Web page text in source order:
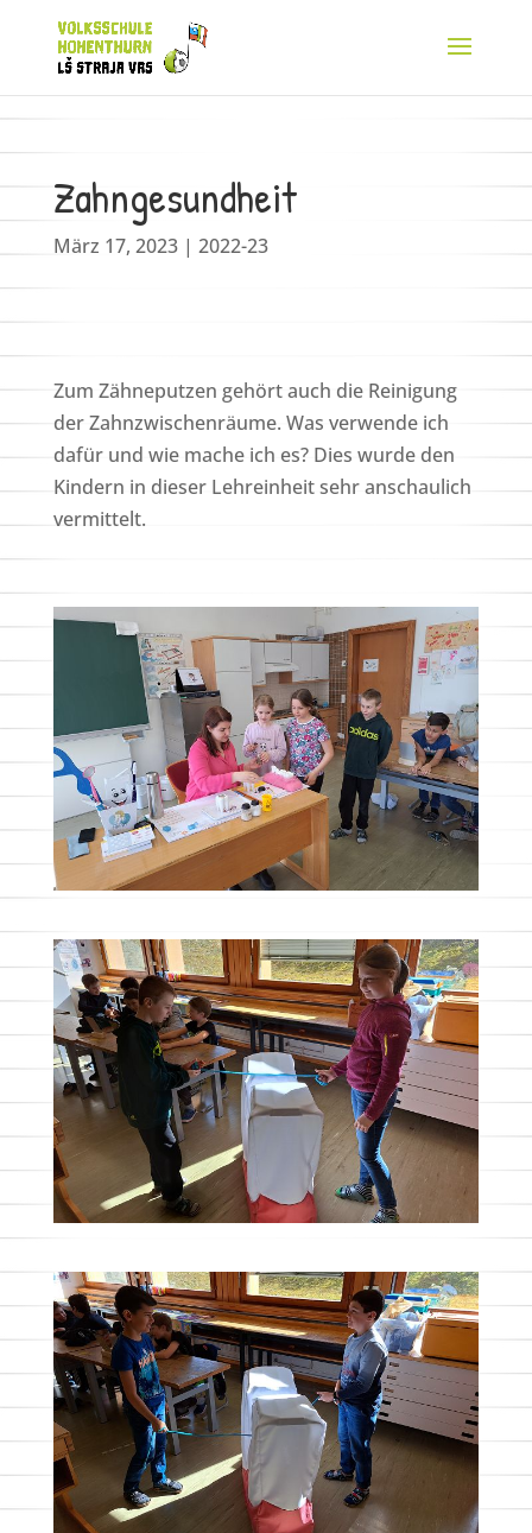
Zahngesundheit
März 17, 2023| 2022-23
Zum Zähneputzen gehört auch die Reinigung
der Zahnzwischenräume. Was verwende ich
dafür und wie mache ich es? Dies wurde den
Kindern in dieser Lehreinheit sehr anschaulich
vermittelt.